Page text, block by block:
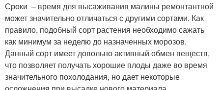
Сроки – время для высаживания малины ремонтантной
может значительно отличаться с другими сортами. Как
правило, подобный сорт растения необходимо сажать
как минимум за неделю до назначенных морозов.
Данный сорт имеет довольно активный обмен веществ,
что позволяет получать хорошие плоды даже во время
значительного похолодания, но дает некоторые